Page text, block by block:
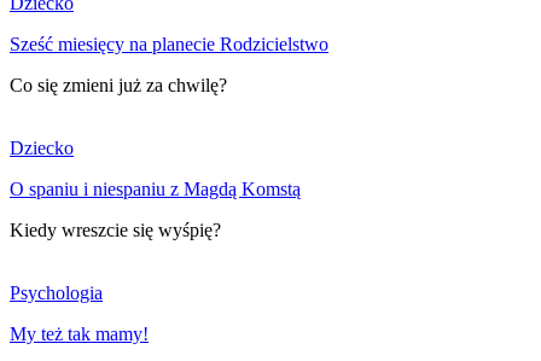
Sześć miesięcy na planecie Rodzicielstwo
Co się zmieni już za chwilę?
Dziecko
O spaniu i niespaniu z Magdą Komstą
Kiedy wreszcie się wyśpię?
Psychologia
My też tak mamy!